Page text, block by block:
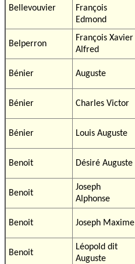
Bellevouvier
François
Edmond
Belperron
François Xavier
Alfred
Bénier Auguste
Bénier Charles Victor
Bénier Louis Auguste
Benoit Désiré Auguste
Benoit
Joseph
Alphonse
Benoit Joseph Maxime
Benoit
Léopold dit
Auguste